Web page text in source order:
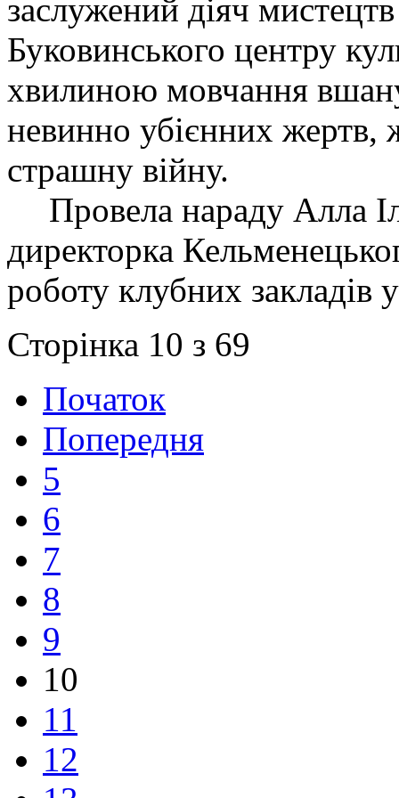
заслужений діяч
Буковинського центру
хвилиною мовчання вшан
невинно убієнних жертв,
страшну війну.
Провела нараду Алла І
директорка
роботу клубних закладів
Сторінка 10 з 69
Початок
Попередня
5
6
7
8
9
10
11
12